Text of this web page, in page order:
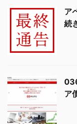
ア
続
ア